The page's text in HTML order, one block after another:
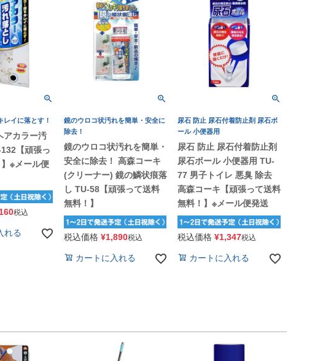
レイに落とす！
アカラー汚
【頑張っ
※メール便
税込
れる
鏡のウロコ状汚れを簡単・安全に
除去！
鏡のウロコ状汚れを簡単・
安全に除去！ 高森コーキ
(クリーナー) 鏡の鱗状痕落
し TU-58【頑張って送料
無料！】
税込価格 ¥1,890税込
カートに入れる
尿石 防止 尿石付着防止剤 尿石ボ
ール 小便器用
尿石 防止 尿石付着防止剤
尿石ボール 小便器用 TU-
77 男子トイレ 悪臭 除去
高森コーキ【頑張って送料
無料！】※メール便発送
税込価格 ¥1,347税込
カートに入れる